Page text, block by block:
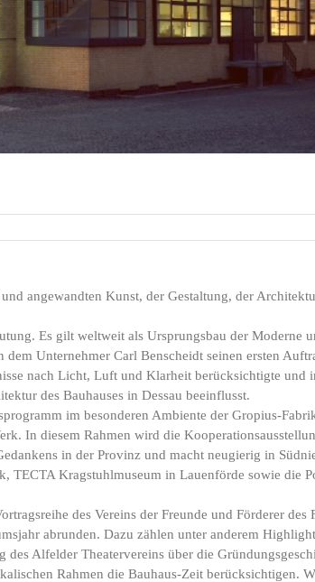
angewandten Kunst, der Gestaltung, der
Es gilt weltweit als Ursprungsbau der Moderne
Unternehmer Carl Benscheidt seinen ersten
nach Licht, Luft und Klarheit berücksichtigte und
des Bauhauses in Dessau beeinflusst.
im besonderen Ambiente der Gropius-
In diesem Rahmen wird die
in der Provinz und macht neugierig in
TECTA Kragstuhlmuseum in Lauenförde sowie die
des Vereins der Freunde und Förderer des
abrunden. Dazu zählen unter anderem
Alfelder Theatervereins über die
Rahmen die Bauhaus-Zeit berücksichtigen.